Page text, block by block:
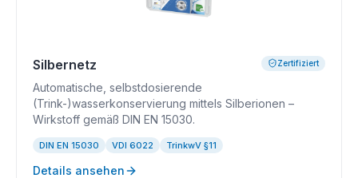
Silbernetz Zertifiziert
Automatische, selbstdosierende
(Trink-)wasserkonservierung mittels Silberionen –
Wirkstoff gemäß DIN EN 15030.
DIN EN 15030 VDI 6022 TrinkwV §11
Details ansehen